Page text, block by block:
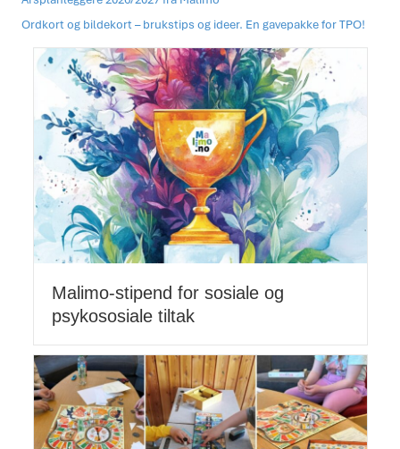
Ordkort og bildekort – brukstips og ideer. En gavepakke for TPO!
Malimo-stipend for sosiale og
psykososiale tiltak